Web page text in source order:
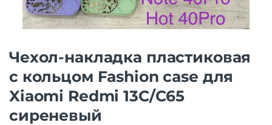
Чехол-накладка пластиковая
с кольцом Fashion case для
Xiaomi Redmi 13C/C65
сиреневый